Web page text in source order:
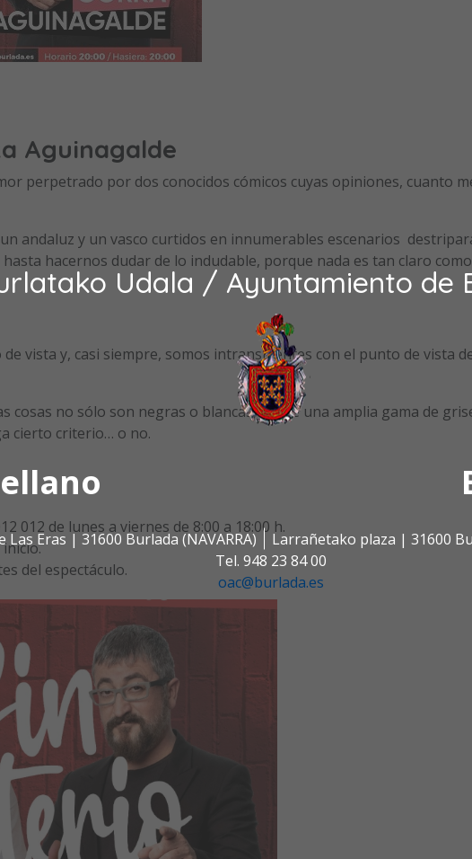
Udala / Ayuntamiento de
Las Eras | 31600 Burlada (NAVARRA)
Larrañetako plaza | 31600
Tel. 948 23 84 00
oac@burlada.es
Aguinagalde
perpetrado por dos conocidos cómicos cuyas opiniones, cuanto
andaluz y un vasco curtidos en innumerables escenarios
hacernos dudar de lo indudable, porque nada es tan claro
vista y, casi siempre, somos intransigentes con el punto de vista
cosas no sólo son negras o blancas, existe una amplia gama de
cierto criterio… o no.
012 de lunes a viernes de 8:00 a 18:00 h.
inicio.
del espectáculo.